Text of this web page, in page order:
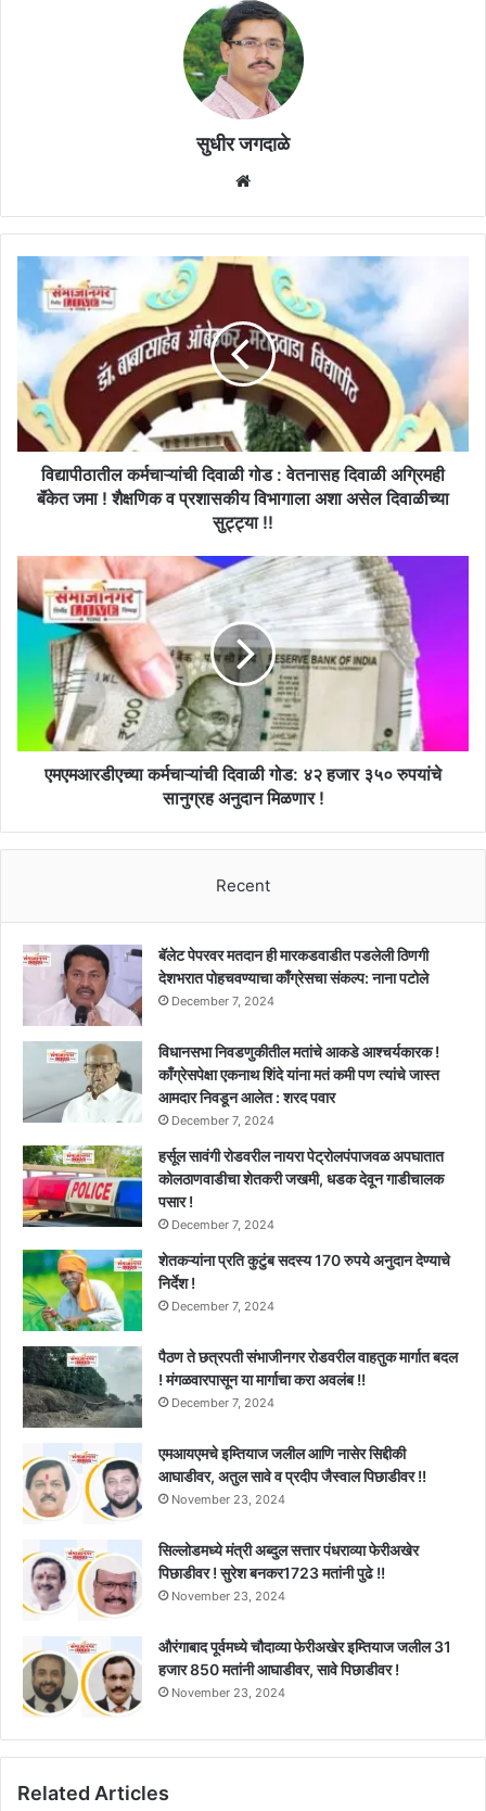
सुधीर जगदाळे
विद्यापीठातील
कर्मचाऱ्यांची
दिवाळी
गोड
वेतनासह
दिवाळी
अग्रिमही
बॅंकेत
प्रशासकीय
विभागाला
अशा
असेल
दिवाळीच्या
सुट्ट्या
!!
विद्यापीठातील कर्मचाऱ्यांची दिवाळी गोड : वेतनासह दिवाळी अग्रिमही
बॅंकेत जमा ! शैक्षणिक व प्रशासकीय विभागाला अशा असेल दिवाळीच्या
सुट्ट्या !!
एमएमआरडीएच्या
कर्मचाऱ्यांची
दिवाळी
४२
हजार
३५०
रुपयांचे
सानुग्रह
अनुदानएमएमआरडीएच्या कर्मचाऱ्यांची दिवाळी गोड: ४२ हजार ३५० रुपयांचे
सानुग्रह अनुदान मिळणार !
Recent
बॅलेट पेपरवर मतदान ही मारकडवाडीत पडलेली ठिणगी
देशभरात पोहचवण्याचा काँग्रेसचा संकल्प: नाना पटोले
December 7, 2024
विधानसभा निवडणुकीतील मतांचे आकडे आश्चर्यकारक !
काँग्रेसपेक्षा एकनाथ शिंदे यांना मतं कमी पण त्यांचे जास्त
आमदार निवडून आलेत : शरद पवार
December 7, 2024
हर्सूल सावंगी रोडवरील नायरा पेट्रोलपंपाजवळ अपघातात
कोलठाणवाडीचा शेतकरी जखमी, धडक देवून गाडीचालक
पसार !
December 7, 2024
शेतकऱ्यांना प्रति कुटुंब सदस्य 170 रुपये अनुदान देण्याचे
निर्देश !
December 7, 2024
पैठण ते छत्रपती संभाजीनगर रोडवरील वाहतुक मार्गात बदल
! मंगळवारपासून या मार्गाचा करा अवलंब !!
December 7, 2024
एमआयएमचे इम्तियाज जलील आणि नासेर सिद्दीकी
आघाडीवर, अतुल सावे व प्रदीप जैस्वाल पिछाडीवर !!
November 23, 2024
सिल्लोडमध्ये मंत्री अब्दुल सत्तार पंधराव्या फेरीअखेर
पिछाडीवर ! सुरेश बनकर1723 मतांनी पुढे !!
November 23, 2024
औरंगाबाद पूर्वमध्ये चौदाव्या फेरीअखेर इम्तियाज जलील 31
हजार 850 मतांनी आघाडीवर, सावे पिछाडीवर !
November 23, 2024
Related Articles